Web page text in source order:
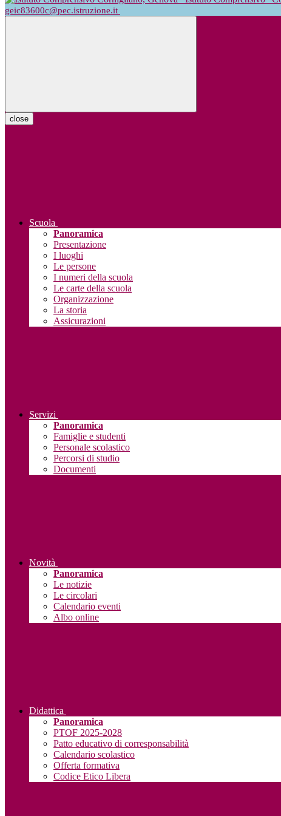
geic83600c@pec.istruzione.it
close
Scuola
Panoramica
Presentazione
I luoghi
Le persone
I numeri della scuola
Le carte della scuola
Organizzazione
La storia
Assicurazioni
Servizi
Panoramica
Famiglie e studenti
Personale scolastico
Percorsi di studio
Documenti
Novità
Panoramica
Le notizie
Le circolari
Calendario eventi
Albo online
Didattica
Panoramica
PTOF 2025-2028
Patto educativo di corresponsabilità
Calendario scolastico
Offerta formativa
Codice Etico Libera